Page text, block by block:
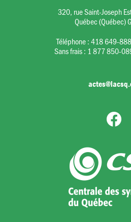
320, rue Saint-Joseph
Québec (Québec)
Téléphone :418 649-
Sans frais : 1 877 850-